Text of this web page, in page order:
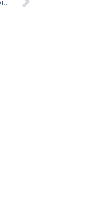
Čestitke se vrstijo: Marjetka in Raay na Instagramu sporočila veselo novico